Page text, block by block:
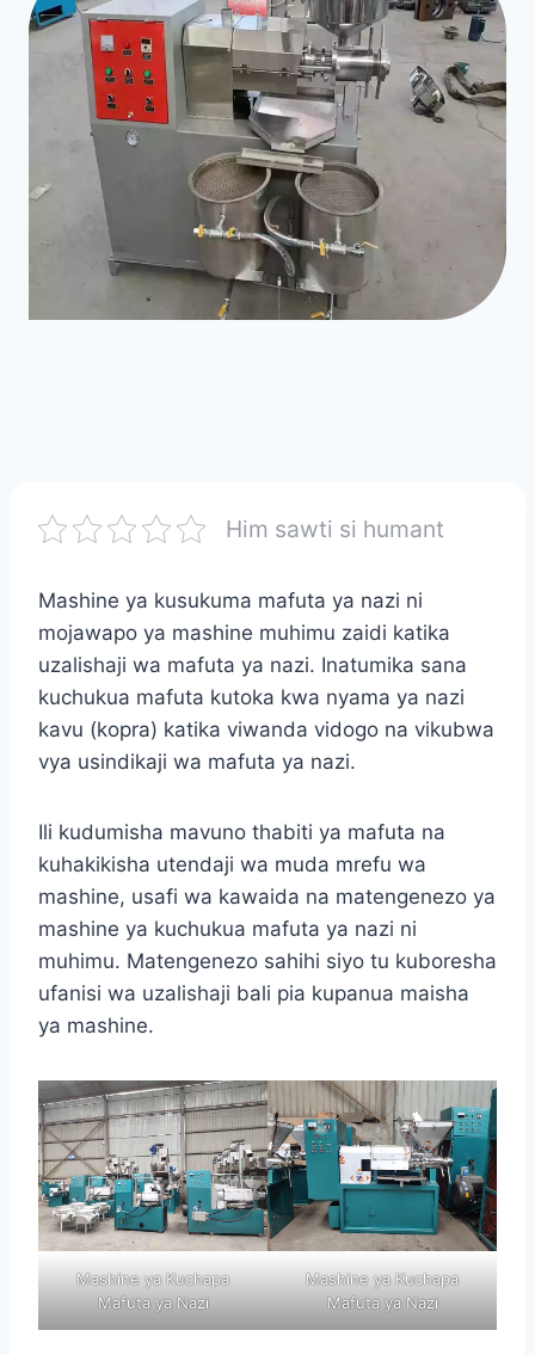
Him sawti si humant
Mashine ya kusukuma mafuta ya nazi ni
mojawapo ya mashine muhimu zaidi katika
uzalishaji wa mafuta ya nazi. Inatumika sana
kuchukua mafuta kutoka kwa nyama ya nazi
kavu (kopra) katika viwanda vidogo na vikubwa
vya usindikaji wa mafuta ya nazi.
Ili kudumisha mavuno thabiti ya mafuta na
kuhakikisha utendaji wa muda mrefu wa
mashine, usafi wa kawaida na matengenezo ya
mashine ya kuchukua mafuta ya nazi ni
muhimu. Matengenezo sahihi siyo tu kuboresha
ufanisi wa uzalishaji bali pia kupanua maisha
ya mashine.
Mashine ya Kuchapa
Mafuta ya Nazi
Mashine ya Kuchapa
Mafuta ya Nazi